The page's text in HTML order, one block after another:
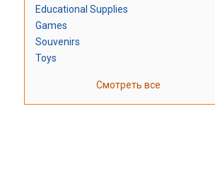
Educational Supplies
Games
Souvenirs
Toys
Смотреть все